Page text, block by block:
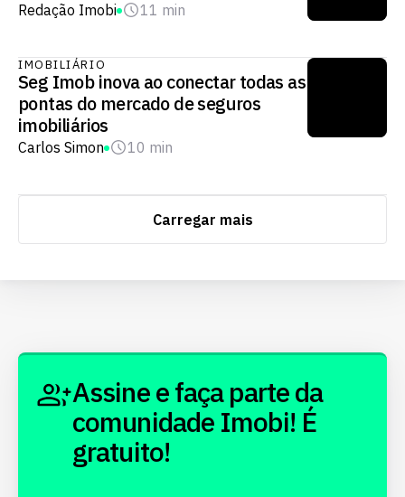
Redação Imobi 11 min
IMOBILIÁRIO
Seg Imob inova ao conectar todas as
pontas do mercado de seguros
imobiliários
Carlos Simon 10 min
Carregar mais
Assine e faça parte da
comunidade Imobi! É
gratuito!